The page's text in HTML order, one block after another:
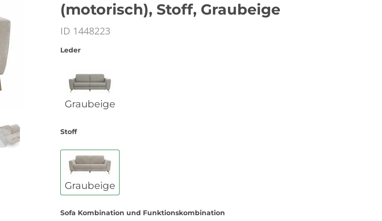
(motorisch), Stoff, Graubeige
ID 1448223
Leder
Graubeige
Stoff
Graubeige
Sofa Kombination und Funktionskombination